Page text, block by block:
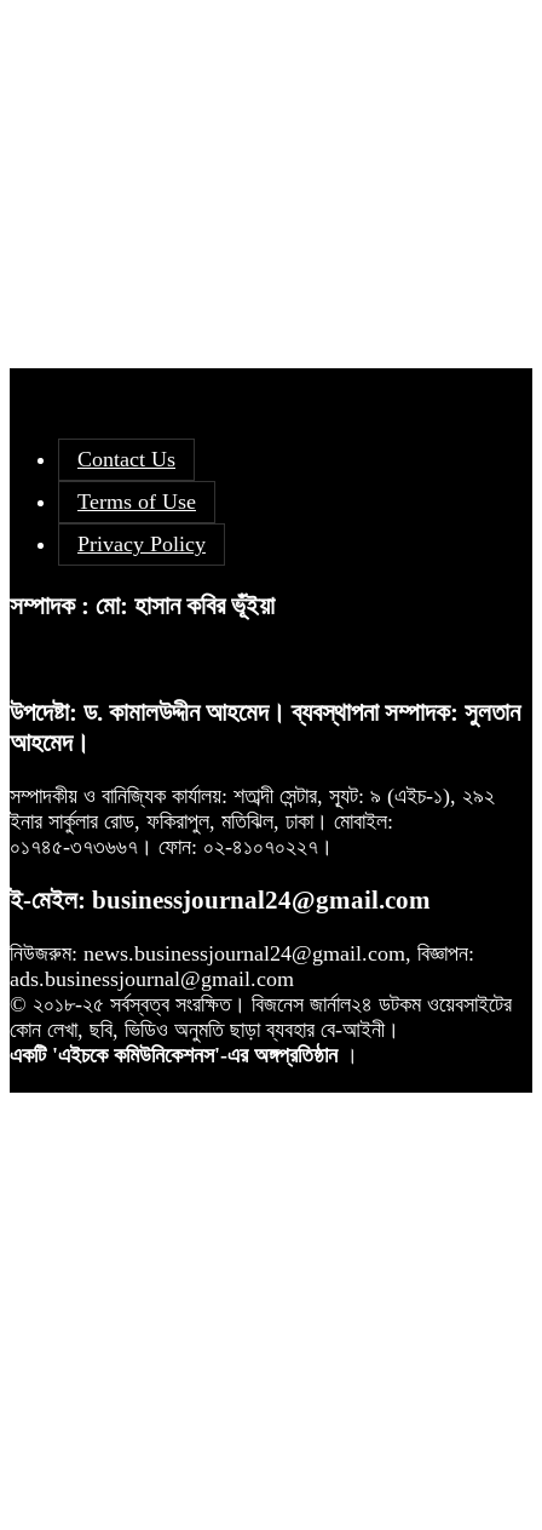
Contact Us
Terms of Use
Privacy Policy
সম্পাদক : মো: হাসান কবির ভূঁইয়া
উপদেষ্টা: ড. কামালউদ্দীন আহমেদ। ব্যবস্থাপনা সম্পাদক: সুলতান
আহমেদ।
সম্পাদকীয় ও বানিজ্যিক কার্যালয়: শতাব্দী সেন্টার, স্যূট: ৯ (এইচ-১), ২৯২
ইনার সার্কুলার রোড, ফকিরাপুল, মতিঝিল, ঢাকা। মোবাইল:
০১৭৪৫-৩৭৩৬৬৭। ফোন: ০২-৪১০৭০২২৭।
ই-মেইল: businessjournal24@gmail.com
নিউজরুম: news.businessjournal24@gmail.com, বিজ্ঞাপন:
ads.businessjournal@gmail.com
© ২০১৮-২৫ সর্বস্বত্ব সংরক্ষিত। বিজনেস জার্নাল২৪ ডটকম ওয়েবসাইটের
কোন লেখা, ছবি, ভিডিও অনুমতি ছাড়া ব্যবহার বে-আইনী।
একটি 'এইচকে কমিউনিকেশনস'-এর অঙ্গপ্রতিষ্ঠান ।